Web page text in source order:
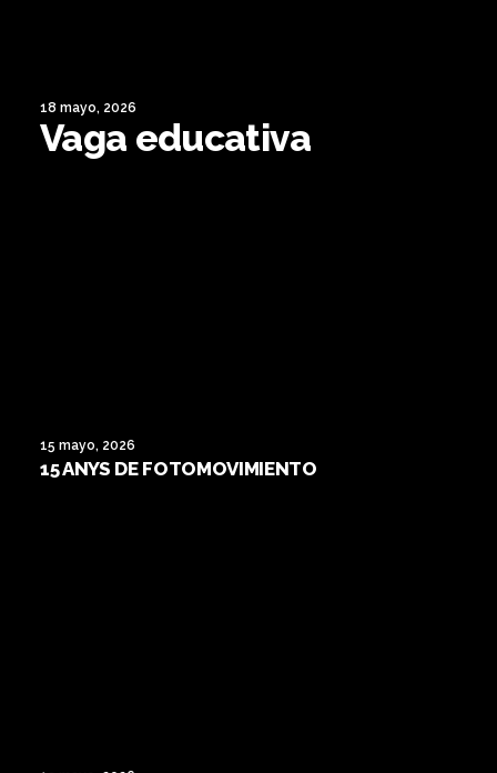
18 mayo, 2026
Vaga educativa
15 mayo, 2026
15 ANYS DE FOTOMOVIMIENTO